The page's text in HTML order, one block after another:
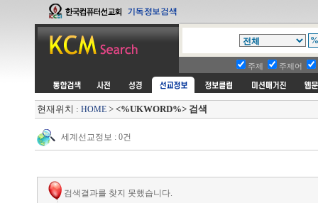
주제 주제어
현재위치 : HOME > <%UKWORD%> 검색
세계선교정보 : 0건
검색결과를 찾지 못했습니다.